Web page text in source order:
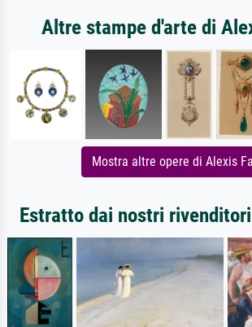
Altre stampe d'arte di
Mostra altre opere di Alexis
Estratto dai nostri